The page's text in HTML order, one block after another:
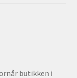
butikken i